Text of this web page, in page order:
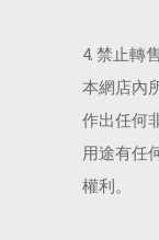
4. 禁止轉售
本網店內
作出任何
用途有任
權利。